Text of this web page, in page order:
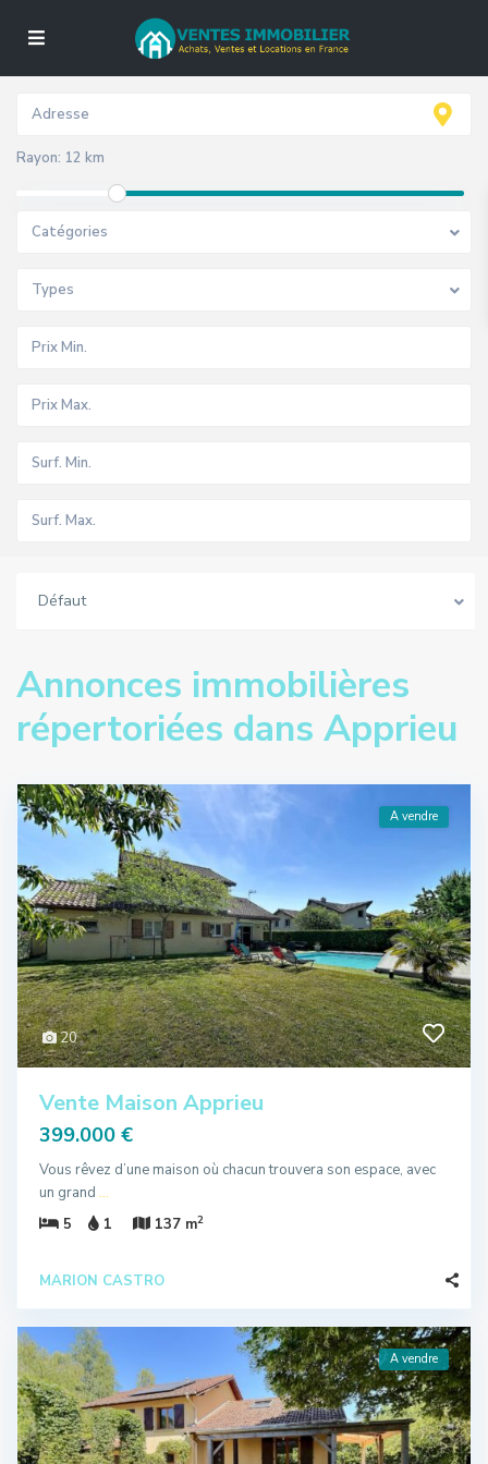
Rayon: 12 km
Catégories
Types
Défaut
Annonces immobilières
répertoriées dans Apprieu
20
A vendre
Vente Maison Apprieu
399.000 €
Vous rêvez d’une maison où chacun trouvera son espace, avec
un grand ...
5
1 137 m2
MARION CASTRO
A vendre